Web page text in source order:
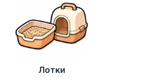
Лотки